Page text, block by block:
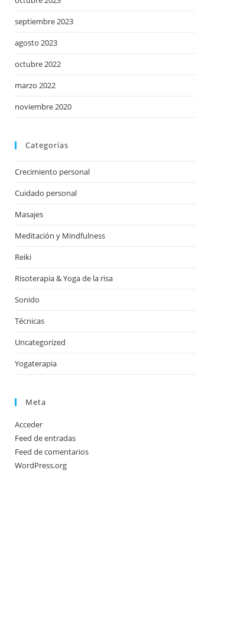
septiembre 2023
agosto 2023
octubre 2022
marzo 2022
noviembre 2020
Categorías
Crecimiento personal
Cuidado personal
Masajes
Meditación y Mindfulness
Reiki
Risoterapia & Yoga de la risa
Sonido
Técnicas
Uncategorized
Yogaterapia
Meta
Acceder
Feed de entradas
Feed de comentarios
WordPress.org